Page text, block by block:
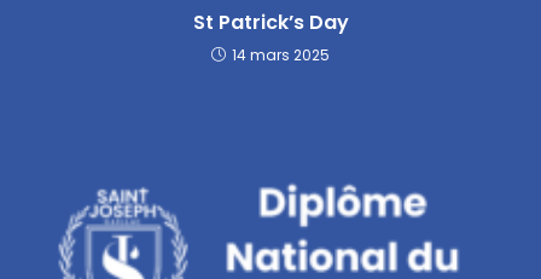
St Patrick’s Day
14 mars 2025